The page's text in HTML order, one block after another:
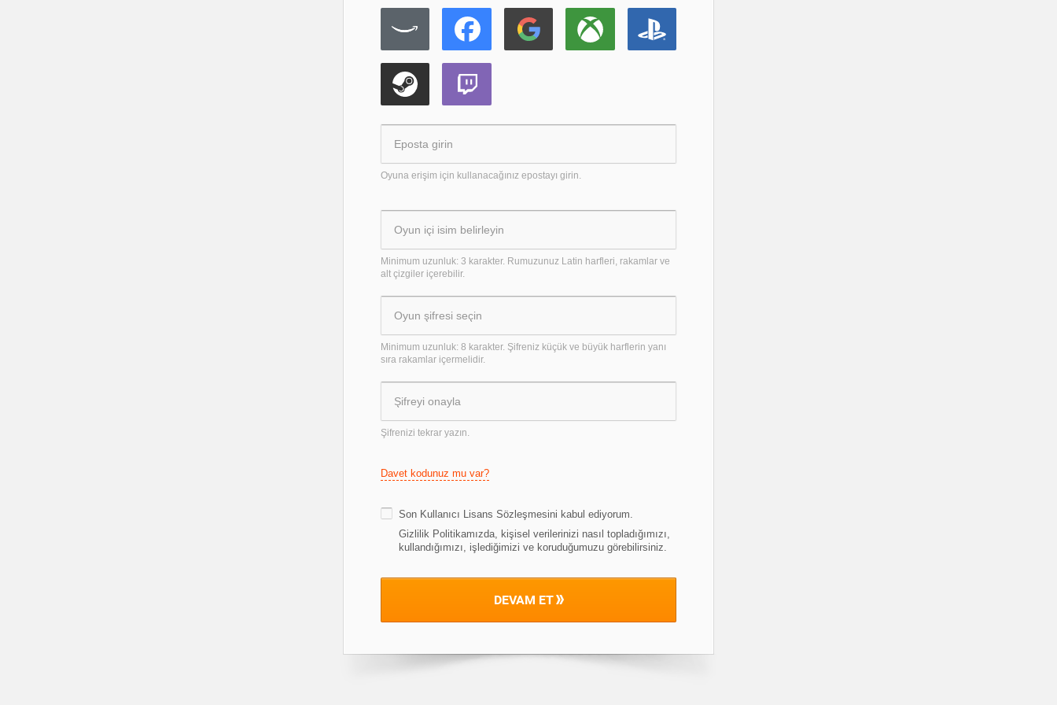
Oyuna erişim için kullanacağınız epostayı girin.
Minimum uzunluk: 3 karakter. Rumuzunuz Latin harfleri, rakamlar ve
alt çizgiler içerebilir.
Minimum uzunluk: 8 karakter. Şifreniz küçük ve büyük harflerin yanı
sıra rakamlar içermelidir.
Şifrenizi tekrar yazın.
Davet kodunuz mu var?
Son Kullanıcı Lisans Sözleşmesini kabul ediyorum.
Gizlilik Politikamızda, kişisel verilerinizi nasıl topladığımızı,
kullandığımızı, işlediğimizi ve koruduğumuzu görebilirsiniz.
DEVAM ET